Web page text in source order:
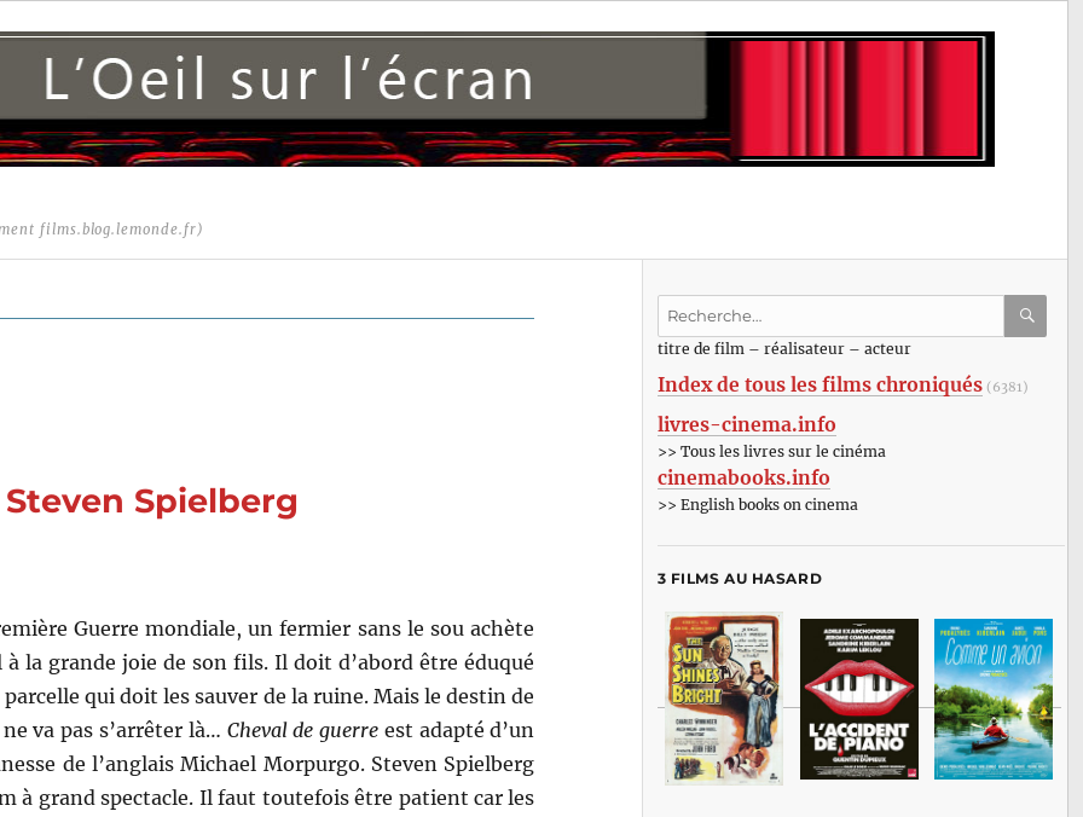
films.blog.lemonde.fr)
Spielberg
Guerre mondiale, un fermier sans le sou achète
à la grande joie de son fils. Il doit d’abord être éduqué
qui doit les sauver de la ruine. Mais le destin de
va pas s’arrêter là… Cheval de guerre est adapté d’un
de l’anglais Michael Morpurgo. Steven Spielberg
à grand spectacle. Il faut toutefois être patient car les
Recherche
:titre de film – réalisateur – acteur
Index de tous les films chroniqués (6381)
livres-cinema.info
>> Tous les livres sur le cinéma
cinemabooks.info
>> English books on cinema
3 FILMS AU HASARD